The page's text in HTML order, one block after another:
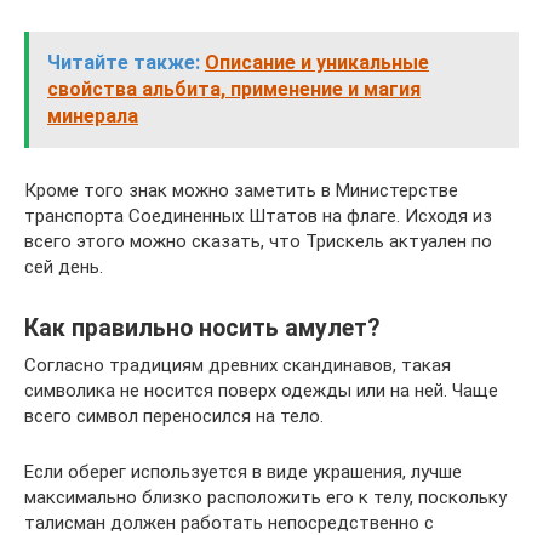
Читайте также: Описание и уникальные
свойства альбита, применение и магия
минерала
Кроме того знак можно заметить в Министерстве
транспорта Соединенных Штатов на флаге. Исходя из
всего этого можно сказать, что Трискель актуален по
сей день.
Как правильно носить амулет?
Согласно традициям древних скандинавов, такая
символика не носится поверх одежды или на ней. Чаще
всего символ переносился на тело.
Если оберег используется в виде украшения, лучше
максимально близко расположить его к телу, поскольку
талисман должен работать непосредственно с